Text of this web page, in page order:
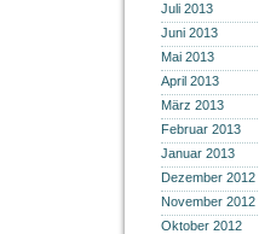
Juli 2013
Juni 2013
Mai 2013
April 2013
März 2013
Februar 2013
Januar 2013
Dezember 2012
November 2012
Oktober 2012